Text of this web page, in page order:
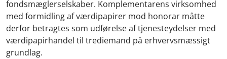
fondsmæglerselskaber. Komplementarens virksomhed
med formidling af værdipapirer mod honorar måtte
derfor betragtes som udførelse af tjenesteydelser med
værdipapirhandel til trediemand på erhvervsmæssigt
grundlag.